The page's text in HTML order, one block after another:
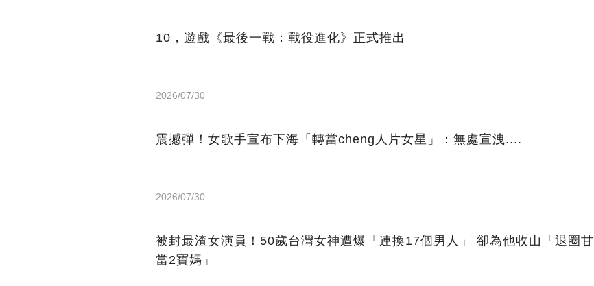
10，遊戲《最後一戰：戰役進化》正式推出
2026/07/30
震撼彈！女歌手宣布下海「轉當cheng人片女星」：無處宣洩....
2026/07/30
被封最渣女演員！50歲台灣女神遭爆「連換17個男人」 卻為他收山「退圈甘
當2寶媽」